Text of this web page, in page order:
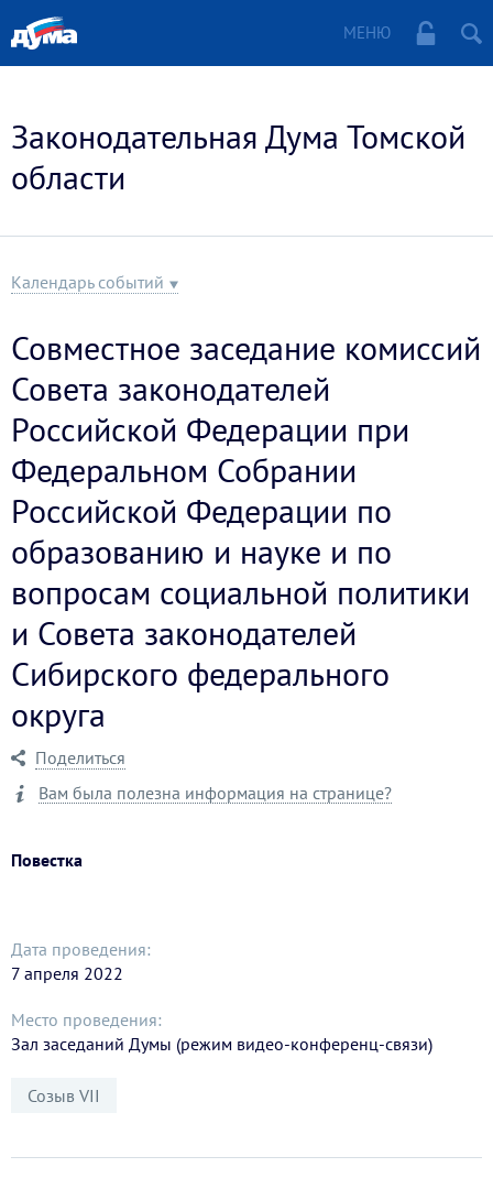
МЕНЮ
Законодательная Дума Томской
области
Календарь событий
Совместное заседание комиссий
Совета законодателей
Российской Федерации при
Федеральном Собрании
Российской Федерации по
образованию и науке и по
вопросам социальной политики
и Совета законодателей
Сибирского федерального
округа
Поделиться
Вам была полезна информация на странице?
Повестка
Дата проведения:
7 апреля 2022
Место проведения:
Зал заседаний Думы (режим видео-конференц-связи)
Созыв VII